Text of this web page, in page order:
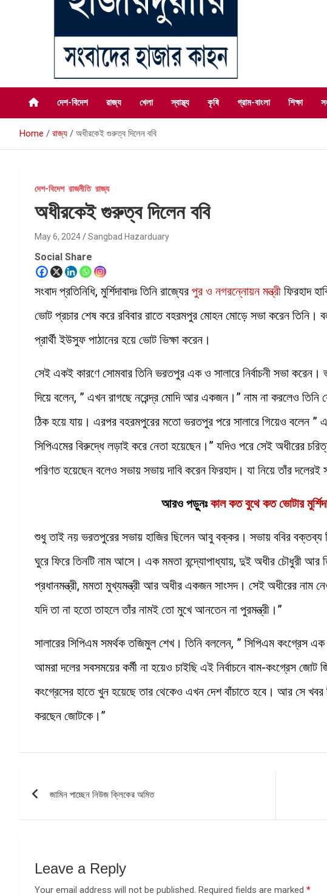
সংবাদ হাজারদুয়ারি
সংবাদের হাজার কাহন
দেশ-বিদেশ
রাজ্য খেলা স্বাস্থ্য কৃষি গ্রাম-বাংলা শিক্ষা
Home রাজ্য অধীরকেই গুরুত্ব দিলেন ববি
দেশ-বিদেশ রাজনীতি রাজ্য
অধীরকেই গুরুত্ব দিলেন ববি
May 6, 2024 Sangbad Hazarduary
Social Share
সংবাদ প্রতিনিধি, মুর্শিদাবাদঃ তিনি রাজ্যের পুর ও নগরন্নোয়ন মন্ত্রী ফিরহাদ
ভোট প্রচার শেষ করে রবিবার রাতে বহরমপুর মোহন মোড়ে সভা করেন তিনি।
প্রার্থী ইউসুফ পাঠানের হয়ে ভোট ভিক্ষা করেন।
সেই একই কারণে সোমবার তিনি ভরতপুর এক ও সালারে নির্বাচনী সভা
দিয়ে বলেন, ” এখন রাগছে নরেন্দ্র মোদি আর একজন।” নাম না করলেও তিনি
ঠিক হয়ে যায়। এরপর বহরমপুরের মতো ভরতপুর পরে সালারে গিয়েও বলেন
সিপিএমের বিরুদ্ধে লড়াই করে নেতা হয়েছেন।” যদিও পরে সেই অধীরের
পরিণত হয়েছেন বলেও সভায় সভায় দাবি করেন ফিরহাদ। যা নিয়ে তাঁর
আরও পড়ুনঃকাল কত বুথে কত ভোটার
শুধু তাই নয় ভরতপুরের সভায় হাজির ছিলেন আবু বক্কর। সভায় ববির বক্তব্য
ঘুরে ফিরে তিনটি নাম আসে। এক মমতা বন্দ্যোপাধ্যায়, দুই অধীর চৌধুরী আর
প্রধানমন্ত্রী, মমতা মুখ্যমন্ত্রী আর অধীর একজন সাংসদ। সেই অধীরের নাম
যদি তা না হতো তাহলে তাঁর নামই তো মুখে আনতেন না পুরমন্ত্রী।”
সালারের সিপিএম সমর্থক তজিমুল শেখ। তিনি বললেন, ” সিপিএম কংগ্রেস
আমরা দলের সবসময়ের কর্মী না হয়েও চাইছি এই নির্বাচনে বাম-কংগ্রেস
কংগ্রেসের হাতে খুন হয়েছে তার থেকেও এখন দেশ বাঁচাতে হবে। আর সে
করছেন জোটকে।”
জামিন পাচ্ছেন নিউজ ক্লিকের অমিত
Leave a Reply
Your email address will not be published. Required fields are marked *